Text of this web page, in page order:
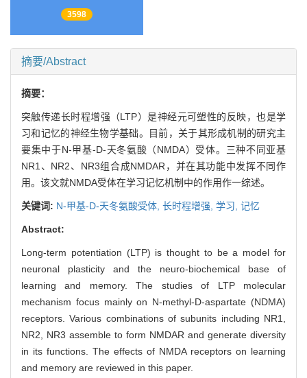
3598
摘要/Abstract
摘要：
突触传递长时程增强（LTP）是神经元可塑性的反映，也是学
习和记忆的神经生物学基础。目前，关于其形成机制的研究主
要集中于N-甲基-D-天冬氨酸（NMDA）受体。三种不同亚基
NR1、NR2、NR3组合成NMDAR，并在其功能中发挥不同作
用。该文就NMDA受体在学习记忆机制中的作用作一综述。
关键词: N-甲基-D-天冬氨酸受体, 长时程增强, 学习, 记忆
Abstract:
Long-term potentiation (LTP) is thought to be a model for
neuronal plasticity and the neuro-biochemical base of
learning and memory. The studies of LTP molecular
mechanism focus mainly on N-methyl-D-aspartate (NDMA)
receptors. Various combinations of subunits including NR1,
NR2, NR3 assemble to form NMDAR and generate diversity
in its functions. The effects of NMDA receptors on learning
and memory are reviewed in this paper.